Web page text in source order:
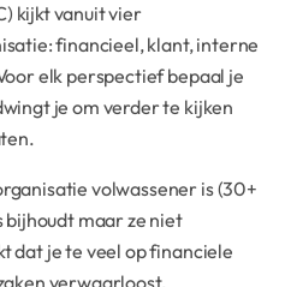
kijkt vanuit vier
financieel, klant, interne
elk perspectief bepaal je
je om verder te kijken
volwassener is (30+
bijhoudt maar ze niet
dat je te veel op financiele